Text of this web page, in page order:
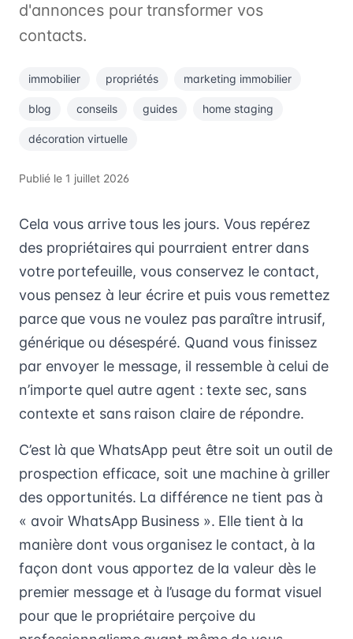
d'annonces pour transformer vos
contacts.
immobilier propriétés marketing immobilier
blog conseils guides home staging
décoration virtuelle
Publié le 1 juillet 2026
Cela vous arrive tous les jours. Vous repérez
des propriétaires qui pourraient entrer dans
votre portefeuille, vous conservez le contact,
vous pensez à leur écrire et puis vous remettez
parce que vous ne voulez pas paraître intrusif,
générique ou désespéré. Quand vous finissez
par envoyer le message, il ressemble à celui de
n’importe quel autre agent : texte sec, sans
contexte et sans raison claire de répondre.
C’est là que WhatsApp peut être soit un outil de
prospection efficace, soit une machine à griller
des opportunités. La différence ne tient pas à
« avoir WhatsApp Business ». Elle tient à la
manière dont vous organisez le contact, à la
façon dont vous apportez de la valeur dès le
premier message et à l’usage du format visuel
pour que le propriétaire perçoive du